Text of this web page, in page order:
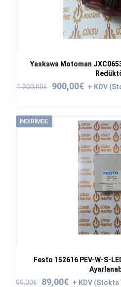
Yaskawa Motoman
1.200,00€
Orijinal
900,00€
İNDIRIMDE
Festo 152616 PEV-W-S-
99,00€ Orijinal
89,00€